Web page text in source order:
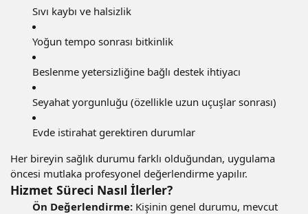
Sıvı kaybı ve halsizlik
Yoğun tempo sonrası bitkinlik
Beslenme yetersizliğine bağlı destek ihtiyacı
Seyahat yorgunluğu (özellikle uzun uçuşlar sonrası)
Evde istirahat gerektiren durumlar
Her bireyin sağlık durumu farklı olduğundan, uygulama
öncesi mutlaka profesyonel değerlendirme yapılır.
Hizmet Süreci Nasıl İlerler?
Ön Değerlendirme: Kişinin genel durumu, mevcut